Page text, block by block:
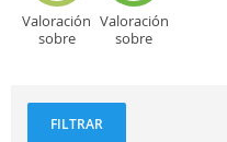
Valoración
sobre
Valoración
sobre
FILTRAR